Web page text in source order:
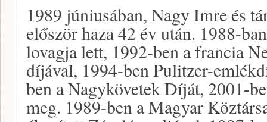
1989 júniusában, Nagy Imre és
először haza 42 év után. 1988-
lovagja lett, 1992-ben a francia
díjával, 1994-ben Pulitzer-
ben a Nagykövetek Díját, 2001-
meg. 1989-ben a Magyar